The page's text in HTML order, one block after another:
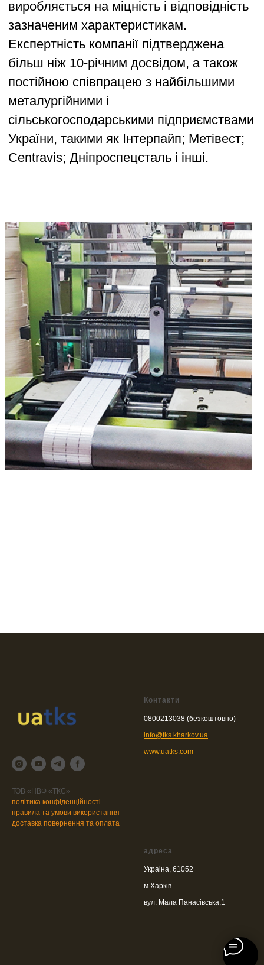
ТОВ «НВФ «ТКС»
політика конфіденційності
правила та умови використання
доставка повернення та оплата
Контакти
0800213038 (безкоштовно)
info@tks.kharkov.ua
www.uatks.com
адреса
Украіна, 61052
м.Харків
вул. Мала Панасівська,1